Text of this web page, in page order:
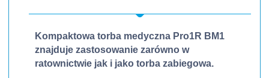
Kompaktowa torba medyczna Pro1R BM1
znajduje zastosowanie zarówno w
ratownictwie jak i jako torba zabiegowa.